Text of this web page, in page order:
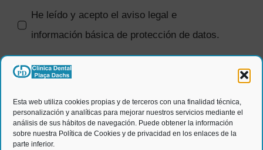
Esta web utiliza cookies propias y de terceros con una finalidad técnica,
personalización y analíticas para mejorar nuestros servicios mediante el
análisis de sus hábitos de navegación. Puede obtener la información
sobre nuestra Política de Cookies y de privacidad en los enlaces de la
parte inferior.
He leído y acepto el aviso legal e
información básica de protección de datos.
comerciales.
ENVIAR